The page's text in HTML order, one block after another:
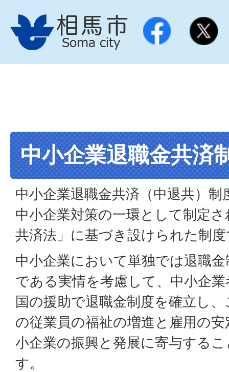
中小企業退職金共済
中小企業退職金共済（中退共）
中小企業対策の一環として制定
共済法」に基づき設けられた制
中小企業において単独では退職
である実情を考慮して、中小企
国の援助で退職金制度を確立し
の従業員の福祉の増進と雇用の
小企業の振興と発展に寄与する
す。